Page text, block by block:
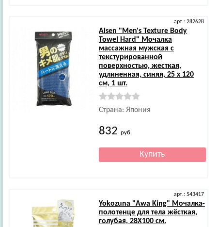
арт.: 282628
Aisen "Men's Texture Body
Towel Hard" Мочалка
массажная мужская с
текстурированной
поверхностью, жесткая,
удлиненная, синяя, 25 х 120
см, 1 шт.
Страна: Япония
832 руб.
арт.: 543417
Yokozuna "Awa King" Мочалка-
полотенце для тела жёсткая,
голубая, 28Х100 см.